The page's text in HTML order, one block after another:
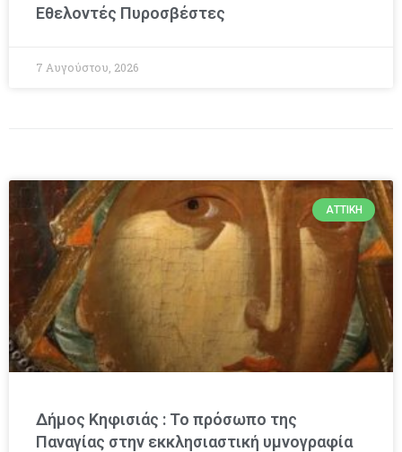
Εθελοντές Πυροσβέστες
7 Αυγούστου, 2026
ΑΤΤΙΚΉ
Δήμος Κηφισιάς : Το πρόσωπο της
Παναγίας στην εκκλησιαστική υμνογραφία